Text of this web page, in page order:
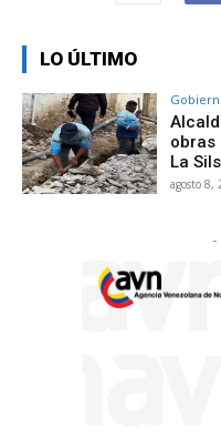
LO ÚLTIMO
obras
La
agosto 8,
-